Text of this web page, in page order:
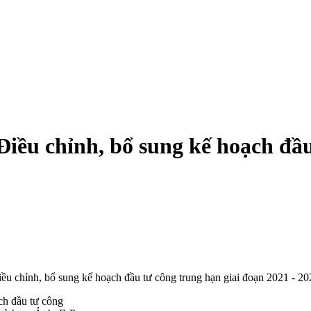
chỉnh, bổ sung kế hoạch
bổ sung kế hoạch đầu tư công trung hạn giai đoạn 2021 -